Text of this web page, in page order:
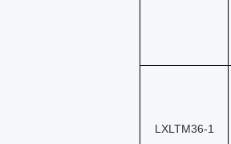
LXLTM36-1